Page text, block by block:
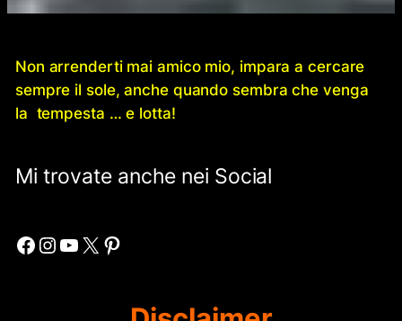
Non arrenderti mai amico mio, impara a cercare
sempre il sole, anche quando sembra che venga
la tempesta … e lotta!
Mi trovate anche nei Social
Facebook Instagram YouTube X Pinterest